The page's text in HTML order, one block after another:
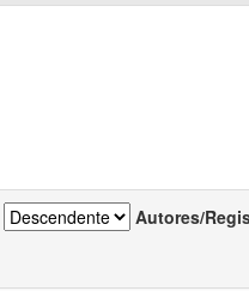
Autores/